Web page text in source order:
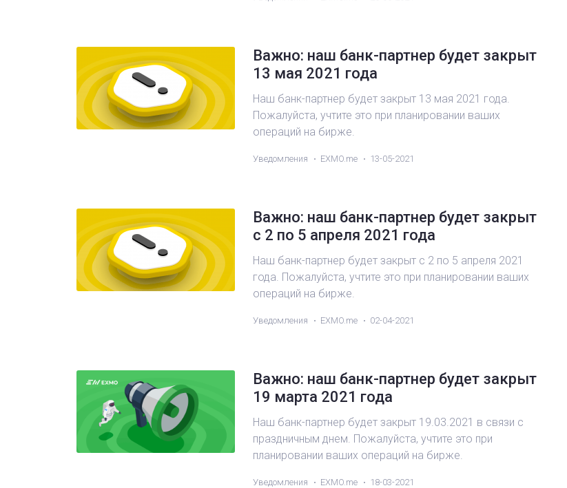
Важно: наш банк-партнер будет закрыт
13 мая 2021 года
Наш банк-партнер будет закрыт 13 мая 2021 года.
Пожалуйста, учтите это при планировании ваших
операций на бирже.
Уведомления EXMO.me 13-05-2021
Важно: наш банк-партнер будет закрыт
с 2 по 5 апреля 2021 года
Наш банк-партнер будет закрыт с 2 по 5 апреля 2021
года. Пожалуйста, учтите это при планировании ваших
операций на бирже.
Уведомления EXMO.me 02-04-2021
Важно: наш банк-партнер будет закрыт
19 марта 2021 года
Наш банк-партнер будет закрыт 19.03.2021 в связи с
праздничным днем. Пожалуйста, учтите это при
планировании ваших операций на бирже.
Уведомления EXMO.me 18-03-2021